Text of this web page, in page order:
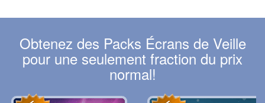
Obtenez des Packs Écrans de Veille
pour une seulement fraction du prix
normal!